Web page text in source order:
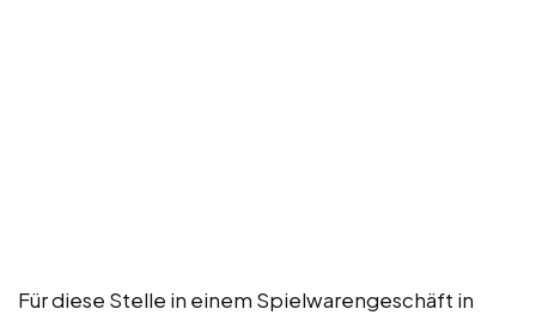
Für diese Stelle in einem Spielwarengeschäft in